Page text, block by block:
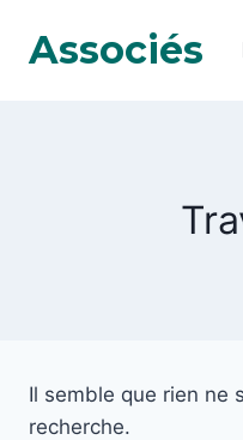
Associés
Il semble que rien ne
recherche.